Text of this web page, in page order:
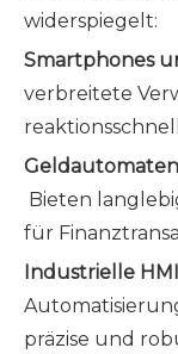
widerspiegelt:
Smartphones
verbreitete
Bieten
für
Industrielle
präzise und